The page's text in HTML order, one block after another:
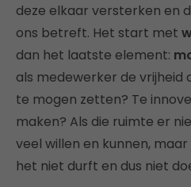
deze elkaar versterken en
ons betreft. Het start met
dan het laatste element:
als medewerker de
te mogen zetten? Te
maken? Als die ruimte er
veel willen en kunnen,
het niet durft en dus niet